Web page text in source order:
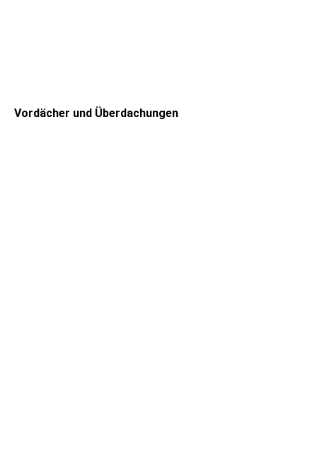
Vordächer und Überdachungen